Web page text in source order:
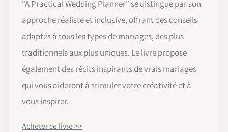
"A Practical Wedding Planner" se distingue par son
approche réaliste et inclusive, offrant des conseils
adaptés à tous les types de mariages, des plus
traditionnels aux plus uniques. Le livre propose
également des récits inspirants de vrais mariages
qui vous aideront à stimuler votre créativité et à
vous inspirer.
Acheter ce livre >>